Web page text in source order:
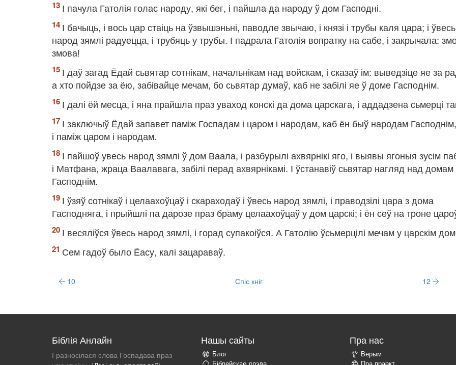
І пачула Гатолія голас народу, які бег, і пайшла да народу ў дом Гасподні.
І бачыць, і вось цар стаіць на ўзвышэньні, паводле звычаю, і князі і трубы каля цара; і ўвесь
народ зямлі радуецца, і трубяць у трубы. І падрала Гатолія вопратку на сабе, і закрычала:
змова!
І даў загад Ёдай сьвятар сотнікам, начальнікам над войскам, і сказаў ім: выведзіце яе за
а хто пойдзе за ёю, забівайце мечам, бо сьвятар думаў, каб не забілі яе ў доме Гасподнім.
І далі ёй месца, і яна прайшла праз уваход конскі да дома царскага, і аддадзена сьмерці
І заключыў Ёдай запавет паміж Госпадам і царом і народам, каб ён быў народам Гасподнім,
і паміж царом і народам.
І пайшоў увесь народ зямлі ў дом Ваала, і разбурылі ахвярнікі яго, і выявы ягоныя зусім
і Матфана, жраца Ваалавага, забілі перад ахвярнікамі. І ўстанавіў сьвятар нагляд над домам
Гасподнім.
І ўзяў сотнікаў і целаахоўцаў і скараходаў і ўвесь народ зямлі, і праводзілі цара з дома
Гасподняга, і прыйшлі па дарозе праз браму целаахоўцаў у дом царскі; і ён сеў на троне
І весяліўся ўвесь народ зямлі, і горад супакоіўся. А Гатолію ўсьмерцілі мечам у царскім
Сем гадоў было Ёасу, калі зацараваў.
10 Спіс кніг 12
Біблія Анлайн
І разносілася слова Госпадава праз
Нашы сайты
Блог
Пра нас
Верым